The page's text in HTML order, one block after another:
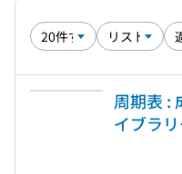
周期表 :
イブラ